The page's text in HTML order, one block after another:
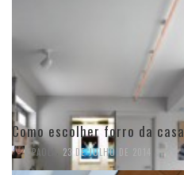
Como escolher forro da casa
PAOLA 23 DE JULHO DE 2014